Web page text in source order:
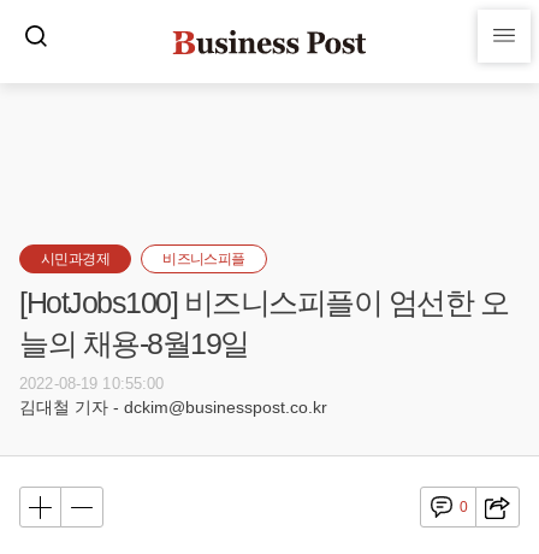
시민과경제 비즈니스피플
[HotJobs100] 비즈니스피플이 엄선한 오
늘의 채용-8월19일
2022-08-19 10:55:00
김대철 기자 - dckim@businesspost.co.kr
0